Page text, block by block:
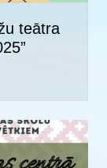
teātra